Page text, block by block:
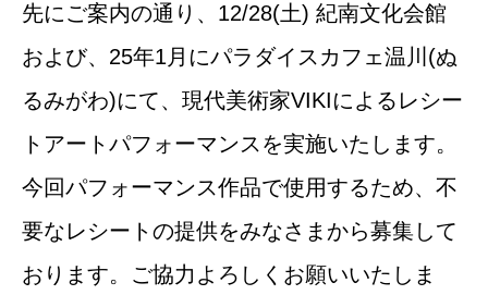
先にご案内の通り、12/28(土) 紀南文化会館
および、25年1月にパラダイスカフェ温川(ぬ
るみがわ)にて、 現代美術家VIKIによるレシー
トアートパフォーマンスを実施いたします。
今回パフォーマンス作品で使用するため、不
要なレシートの提供をみなさまから募集して
おります。ご協力よろしくお願いいたしま